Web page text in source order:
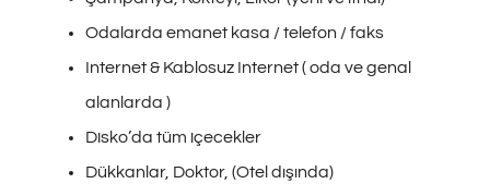
Odalarda emanet kasa / telefon / faks
Internet & Kablosuz Internet ( oda ve genal
alanlarda )
Disko’da tüm içecekler
Dükkanlar, Doktor, (Otel dışında)